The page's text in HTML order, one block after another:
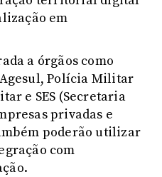
em
a órgãos como
Polícia Militar
e SES (Secretaria
privadas e
poderão utilizar
com